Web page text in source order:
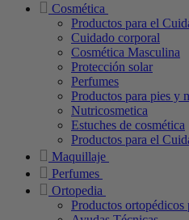
Cosmética
Productos para el
Cuidado corporal
Cosmética Masculina
Protección solar
Perfumes
Productos para pies y
Nutricosmetica
Estuches de cosmética
Productos para el
Maquillaje
Perfumes
Ortopedia
Productos ortopédicos